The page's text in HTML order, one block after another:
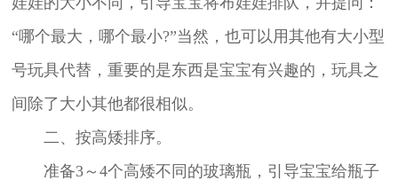
“哪个最大，哪个最小?”当然，也可以用其他有大小型
号玩具代替，重要的是东西是宝宝有兴趣的，玩具之
间除了大小其他都很相似。
二、按高矮排序。
准备3～4个高矮不同的玻璃瓶，引导宝宝给瓶子